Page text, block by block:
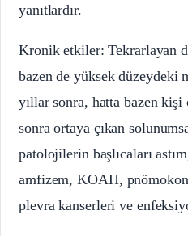
yanıtlardır.
Kronik etkiler: Tekrarlayan
bazen de yüksek düzeydeki
yıllar sonra, hatta bazen kişi
sonra ortaya çıkan
patolojilerin başlıcaları
amfizem, KOAH,
plevra kanserleri ve